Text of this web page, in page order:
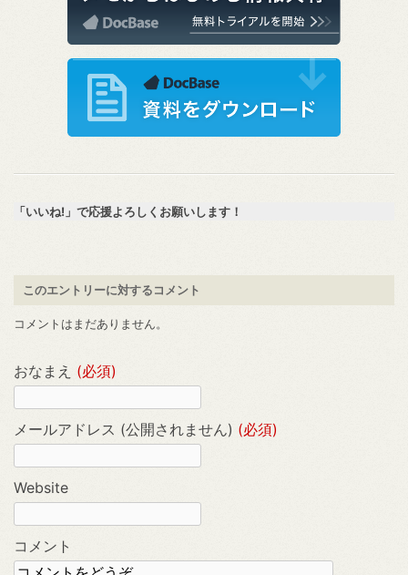
「いいね!」で応援よろしくお願いします！
このエントリーに対するコメント
コメントはまだありません。
おなまえ (必須)
メールアドレス (公開されません) (必須)
Website
コメント